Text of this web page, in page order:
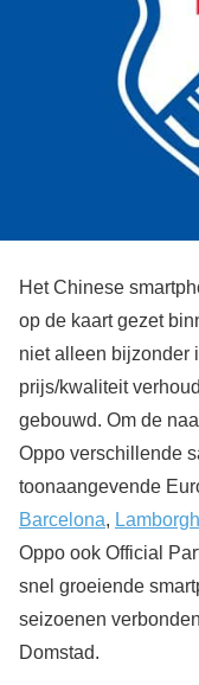
Het Chinese
op de kaart gezet
niet alleen bijzonder
prijs/kwaliteit
gebouwd. Om de
Oppo verschillende
toonaangevende
Barcelona,
Oppo ook Official
snel groeiende
seizoenen
Domstad.